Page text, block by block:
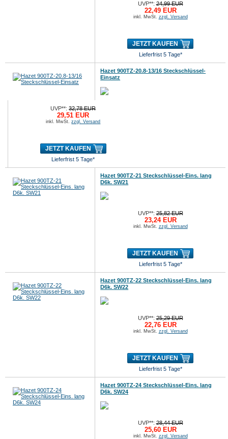
UVP**:24,99 EUR
22,49 EUR
inkl. MwSt. zzgl. Versand
JETZT KAUFEN
Lieferfrist 5 Tage*
Hazet 900TZ-20.8-13/16 Steckschlüssel-
Einsatz
UVP**:32,78 EUR
29,51 EUR
inkl. MwSt.zzgl. Versand
JETZT KAUFEN
Lieferfrist 5 Tage*
Hazet 900TZ-21 Steckschlüssel-Eins. lang
D6k. SW21
UVP**:25,82 EUR
23,24 EUR
inkl. MwSt. zzgl. Versand
JETZT KAUFEN
Lieferfrist 5 Tage*
Hazet 900TZ-22 Steckschlüssel-Eins. lang
D6k. SW22
UVP**:25,29 EUR
22,76 EUR
inkl. MwSt. zzgl. Versand
JETZT KAUFEN
Lieferfrist 5 Tage*
Hazet 900TZ-24 Steckschlüssel-Eins. lang
D6k. SW24
UVP**:28,44 EUR
25,60 EUR
inkl. MwSt. zzgl. Versand